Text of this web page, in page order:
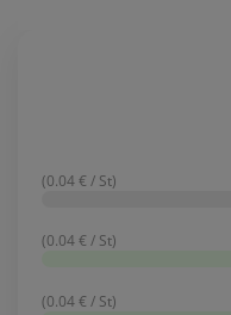
(0.04 € / St)
(0.04 € / St)
(0.04 € / St)